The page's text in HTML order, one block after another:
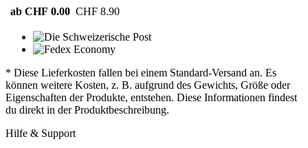
ab CHF 0.00 CHF 8.90
* Diese Lieferkosten fallen bei einem Standard-Versand an. Es
können weitere Kosten, z. B. aufgrund des Gewichts, Größe oder
Eigenschaften der Produkte, entstehen. Diese Informationen findest
du direkt in der Produktbeschreibung.
Hilfe & Support